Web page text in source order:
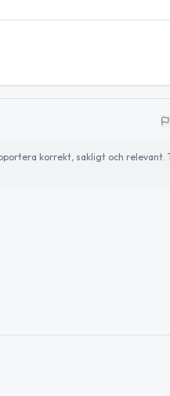
korrekt, sakligt och relevant.